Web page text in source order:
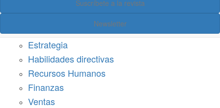
Suscríbete a la revista
Newsletter
Estrategia
Habilidades directivas
Recursos Humanos
Finanzas
Ventas